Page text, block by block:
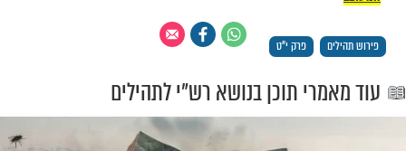
נזהרתי בשמירת' בשביל רב
צפנ' וללשון הזה עקב כמו (בראשי' כ''ו) עקב
לידי גדולה עקב לשון סוף ויש לו חבר בלשון
משיחא :{יג} שגיאות מי יבין.אני נזהרתי